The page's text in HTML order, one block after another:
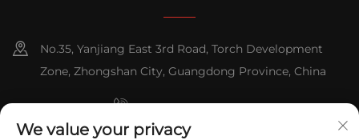
No.35, Yanjiang East 3rd Road, Torch Development
Zone, Zhongshan City, Guangdong Province, China
+86-076023631800
We value your privacy